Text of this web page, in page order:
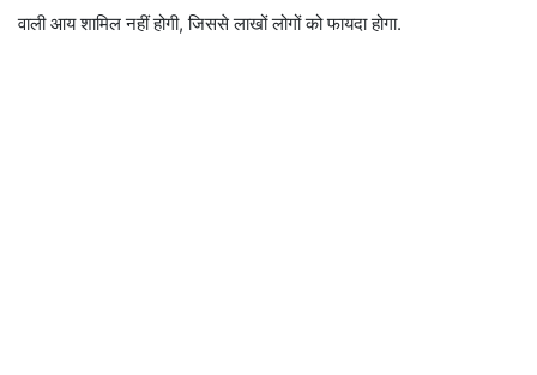
वाली आय शामिल नहीं होगी, जिससे लाखों लोगों को फायदा होगा.